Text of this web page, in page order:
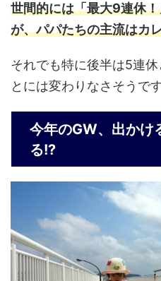
世間的には「最大9連休
が、パパたちの主流はカ
それでも特に後半は5連
とには変わりなさそうです
今年のGW、出かけ
る!?